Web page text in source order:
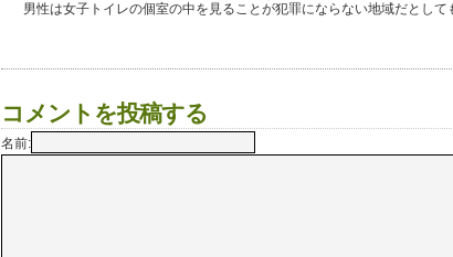
男性は女子トイレの個室の中を見ることが犯罪にならない地域だとし
コメントを投稿する
名前: